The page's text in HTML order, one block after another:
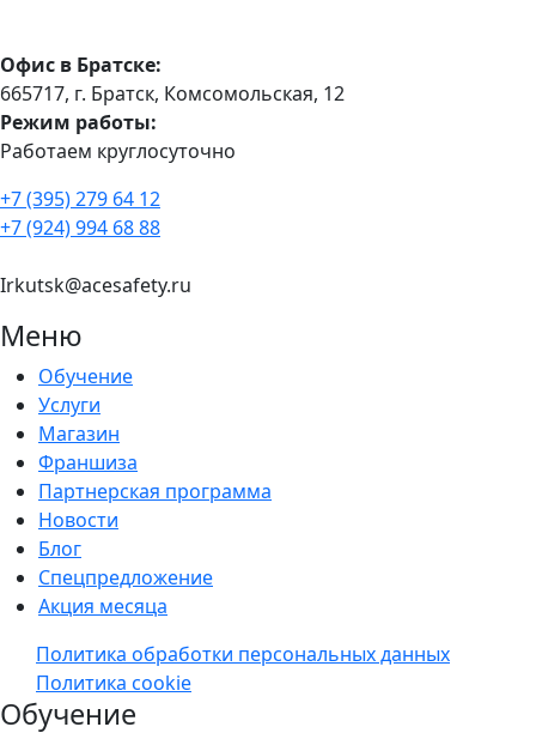
Офис в Братске:
665717, г. Братск, Комсомольская, 12
Режим работы:
Работаем круглосуточно
+7 (395) 279 64 12
+7 (924) 994 68 88
Irkutsk@acesafety.ru
Меню
Обучение
Услуги
Магазин
Франшиза
Партнерская программа
Новости
Блог
Спецпредложение
Акция месяца
Политика обработки персональных данных
Политика cookie
Обучение